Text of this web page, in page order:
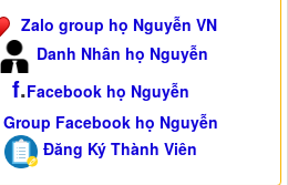
Zalo group họ Nguyễn VN
Danh Nhân họ Nguyễn
f.Facebook họ Nguyễn
Group Facebook họ Nguyễn
Đăng Ký Thành Viên